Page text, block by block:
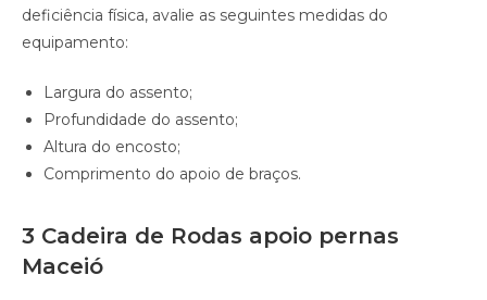
deficiência física, avalie as seguintes medidas do
equipamento:
Largura do assento;
Profundidade do assento;
Altura do encosto;
Comprimento do apoio de braços.
3 Cadeira de Rodas apoio pernas
Maceió